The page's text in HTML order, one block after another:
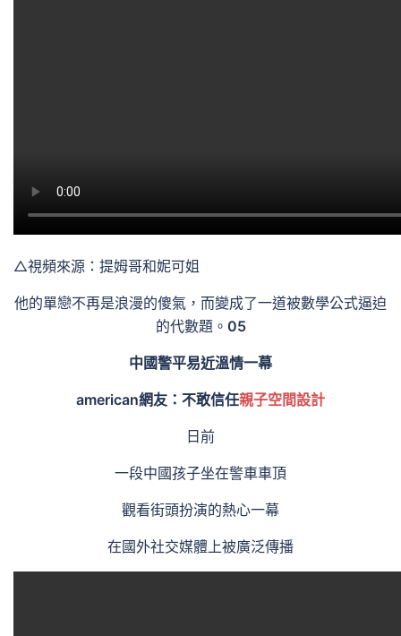
△視頻來源：提姆哥和妮可姐
他的單戀不再是浪漫的傻氣，而變成了一道被數學公式逼迫
的代數題。 05
中國警平易近溫情一幕
american網友：不敢信任親子空間設計
日前
一段中國孩子坐在警車車頂
觀看街頭扮演的熱心一幕
在國外社交媒體上被廣泛傳播